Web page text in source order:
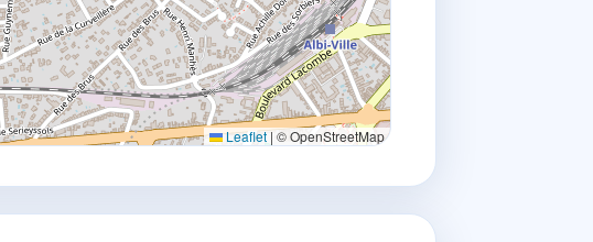
Leaflet|© OpenStreetMap